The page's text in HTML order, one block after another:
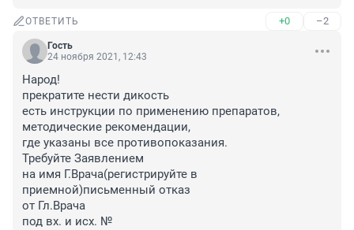
ОТВЕТИТЬ +0 –2
Гость
24 ноября 2021, 12:43
Народ!
прекратите нести дикость
есть инструкции по применению препаратов,
методические рекомендации,
где указаны все противопоказания.
Требуйте Заявлением
на имя Г.Врача(регистрируйте в
приемной)письменный отказ
от Гл.Врача
под вх. и исх. №